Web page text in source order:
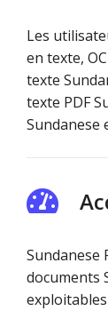
Les
en texte,
texte
texte PDF
Sundanese
Sundanese
documents